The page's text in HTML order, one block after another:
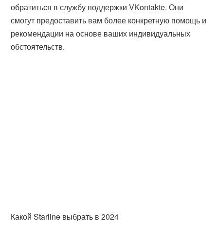
обратиться в службу поддержки VKontakte. Они
смогут предоставить вам более конкретную помощь и
рекомендации на основе ваших индивидуальных
обстоятельств.
Какой Starline выбрать в 2024